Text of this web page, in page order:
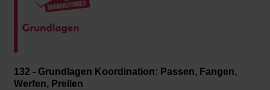
132 - Grundlagen Koordination: Passen, Fangen,
Werfen, Prellen